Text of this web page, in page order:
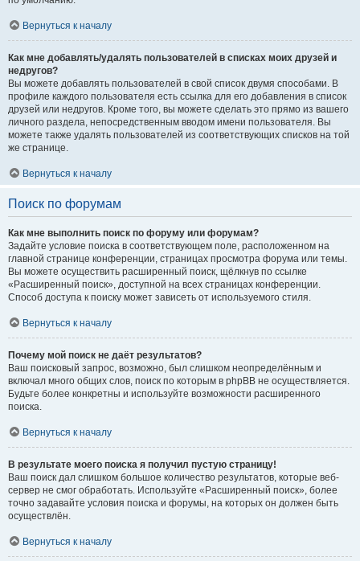
Вернуться к началу
Как мне добавлять/удалять пользователей в списках моих друзей и
недругов?
Вы можете добавлять пользователей в свой список двумя способами. В
профиле каждого пользователя есть ссылка для его добавления в список
друзей или недругов. Кроме того, вы можете сделать это прямо из вашего
личного раздела, непосредственным вводом имени пользователя. Вы
можете также удалять пользователей из соответствующих списков на той
же странице.
Вернуться к началу
Поиск по форумам
Как мне выполнить поиск по форуму или форумам?
Задайте условие поиска в соответствующем поле, расположенном на
главной странице конференции, страницах просмотра форума или темы.
Вы можете осуществить расширенный поиск, щёлкнув по ссылке
«Расширенный поиск», доступной на всех страницах конференции.
Способ доступа к поиску может зависеть от используемого стиля.
Вернуться к началу
Почему мой поиск не даёт результатов?
Ваш поисковый запрос, возможно, был слишком неопределённым и
включал много общих слов, поиск по которым в phpBB не осуществляется.
Будьте более конкретны и используйте возможности расширенного
поиска.
Вернуться к началу
В результате моего поиска я получил пустую страницу!
Ваш поиск дал слишком большое количество результатов, которые веб-
сервер не смог обработать. Используйте «Расширенный поиск», более
точно задавайте условия поиска и форумы, на которых он должен быть
осуществлён.
Вернуться к началу